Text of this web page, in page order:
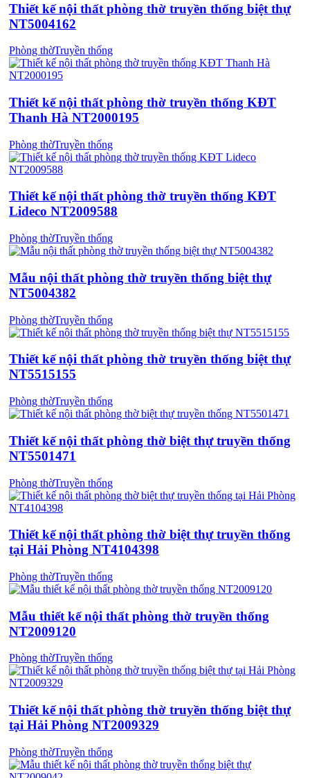
Thiết kế nội thất phòng thờ truyền thống biệt thự
NT5004162
Phòng thờTruyền thống
Thiết kế nội thất phòng thờ truyền thống KĐT
Thanh Hà NT2000195
Phòng thờTruyền thống
Thiết kế nội thất phòng thờ truyền thống KĐT
Lideco NT2009588
Phòng thờTruyền thống
Mẫu nội thất phòng thờ truyền thống biệt thự
NT5004382
Phòng thờTruyền thống
Thiết kế nội thất phòng thờ truyền thống biệt thự
NT5515155
Phòng thờTruyền thống
Thiết kế nội thất phòng thờ biệt thự truyền thống
NT5501471
Phòng thờTruyền thống
Thiết kế nội thất phòng thờ biệt thự truyền thống
tại Hải Phòng NT4104398
Phòng thờTruyền thống
Mẫu thiết kế nội thất phòng thờ truyền thống
NT2009120
Phòng thờTruyền thống
Thiết kế nội thất phòng thờ truyền thống biệt thự
tại Hải Phòng NT2009329
Phòng thờTruyền thống